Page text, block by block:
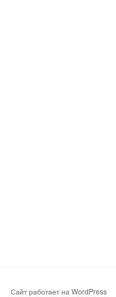
Сайт работает на WordPress